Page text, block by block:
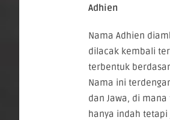
Adhien
Nama Adhien
dilacak kembali
terbentuk
Nama ini
dan Jawa, di
hanya indah